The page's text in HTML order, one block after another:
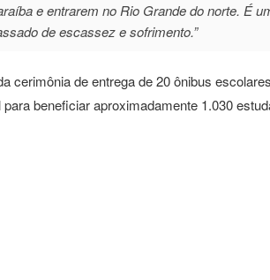
e entrarem no Rio Grande do norte. É
de escassez e sofrimento.”
cerimônia de entrega de 20 ônibus
beneficiar aproximadamente 1.030